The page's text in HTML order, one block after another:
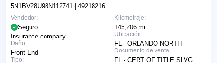
5N1BV28U98N112741 | 49218216
Kilometraje:
145,206 mi
Ubicación:
FL - ORLANDO NORTH
Documento de venta:
FL - CERT OF TITLE SLVG
Vendedor:
Seguro
Insurance company
Daño:
Front End
Tipo: